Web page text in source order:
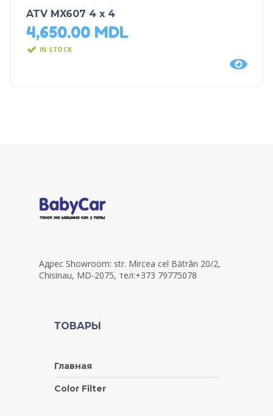
ATV MX607 4 x 4
4,650.00 MDL
IN STOCK
Адрес Showroom: str. Mircea cel Bătrân 20/2,
Chisinau, MD-2075, тел:+373 79775078
ТОВАРЫ
Главная
Color Filter